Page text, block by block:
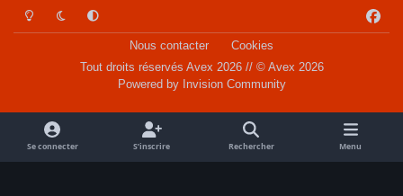
Light ModeDark ModeSystem Preference
a
o
k
Nous contacter
Cookies
Tout droits réservés Avex 2026 // © Avex 2026
Powered by Invision Community
Se connecter S’inscrire Rechercher Menu